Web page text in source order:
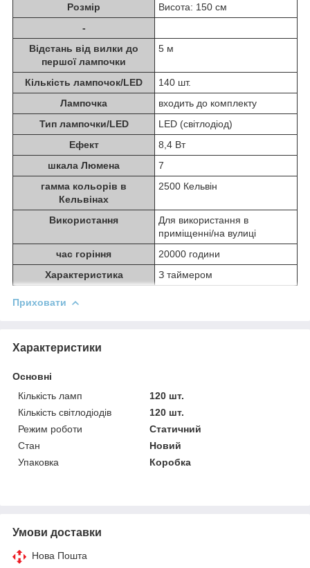
Розмір
Висота: 150 см
-
Відстань від вилки до
першої лампочки
5 м
Кількість лампочок/LED
140 шт.
Лампочка
входить до комплекту
Тип лампочки/LED
LED (світлодіод)
Ефект
8,4 Вт
шкала Люмена
7
гамма кольорів в
Кельвінах
2500 Кельвін
Використання
Для використання в
приміщенні/на вулиці
час горіння
20000 години
Характеристика
З таймером
Приховати
Характеристики
Основні
Кількість ламп
120 шт.
Кількість світлодіодів
120 шт.
Режим роботи
Статичний
Стан
Новий
Упаковка
Коробка
Умови доставки
Нова Пошта